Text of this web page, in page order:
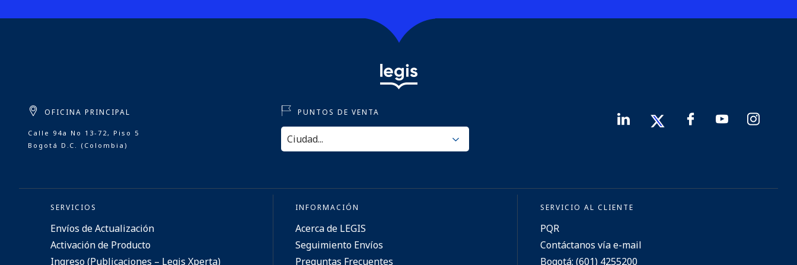
OFICINA PRINCIPAL
Calle 94a No 13-72, Piso 5
Bogotá D.C. (Colombia)
PUNTOS DE VENTA
SERVICIOS
Envíos de Actualización
Activación de Producto
Ingreso (Publicaciones – Legis Xperta)
INFORMACIÓN
Acerca de LEGIS
Seguimiento Envíos
Preguntas Frecuentes
SERVICIO AL CLIENTE
PQR
Contáctanos vía e-mail
Bogotá: (601) 4255200